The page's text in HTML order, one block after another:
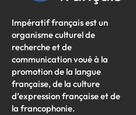
Impératif français est un
organisme culturel de
recherche et de
communication voué à la
promotion de la langue
française, de la culture
d’expression française et de
la francophonie.